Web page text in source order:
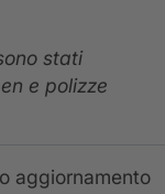
stati
e polizze
aggiornamento